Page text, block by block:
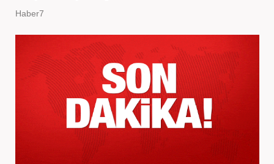
Haber7